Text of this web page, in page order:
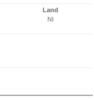
Land
NI